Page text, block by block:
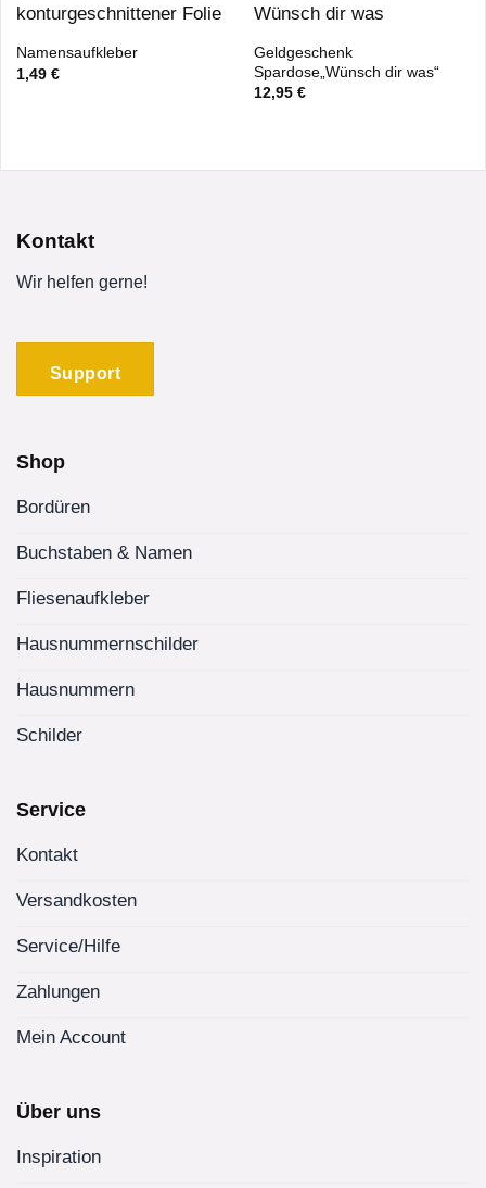
Namensaufkleber
1,49 €
Geldgeschenk
Spardose„Wünsch dir was“
12,95 €
Kontakt
Wir helfen gerne!
Support
Shop
Bordüren
Buchstaben & Namen
Fliesenaufkleber
Hausnummernschilder
Hausnummern
Schilder
Service
Kontakt
Versandkosten
Service/Hilfe
Zahlungen
Mein Account
Über uns
Inspiration